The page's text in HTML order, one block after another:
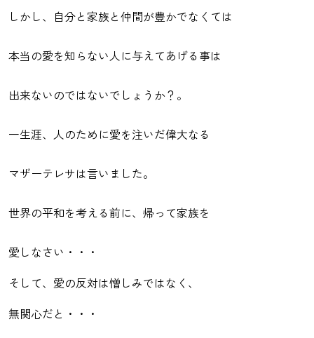
しかし、自分と家族と仲間が豊かでなくては
本当の愛を知らない人に与えてあげる事は
出来ないのではないでしょうか？。
一生涯、人のために愛を注いだ偉大なる
マザーテレサは言いました。
世界の平和を考える前に、帰って家族を
愛しなさい・・・
そして、愛の反対は憎しみではなく、
無関心だと・・・